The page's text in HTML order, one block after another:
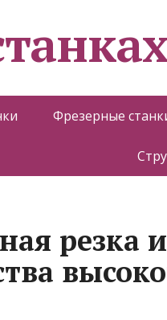
Фрезерные
резка